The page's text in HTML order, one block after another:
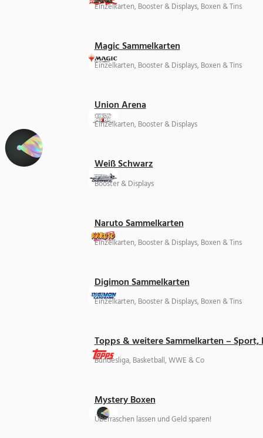
Einzelkarten, Booster & Displays, Boxen & Tins
Magic Sammelkarten
Einzelkarten, Booster & Displays, Boxen & Tins
Union Arena
Einzelkarten, Booster & Displays
Weiß Schwarz
Booster & Displays
Naruto Sammelkarten
Einzelkarten, Booster & Displays, Boxen & Tins
Digimon Sammelkarten
Einzelkarten, Booster & Displays, Boxen & Tins
Topps & weitere Sammelkarten –
Bundesliga, Basketball, WWE & Co
Mystery Boxen
Überraschen lassen und Geld sparen!